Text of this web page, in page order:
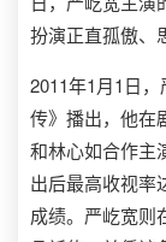
扮演正直孤傲、
2011年1月1日
传》播出，他在
和林心如合作主
出后最高收视率
成绩。严屹宽则